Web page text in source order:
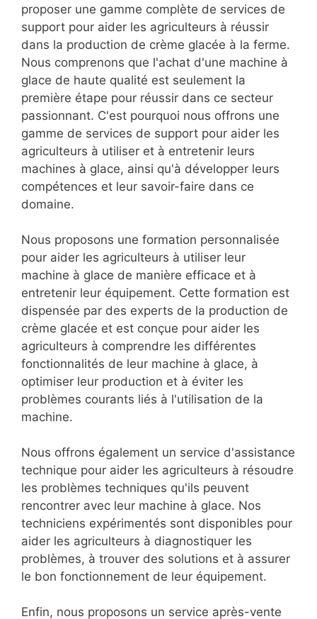
proposer une gamme complète de services de
support pour aider les agriculteurs à réussir
dans la production de crème glacée à la ferme.
Nous comprenons que l'achat d'une machine à
glace de haute qualité est seulement la
première étape pour réussir dans ce secteur
passionnant. C'est pourquoi nous offrons une
gamme de services de support pour aider les
agriculteurs à utiliser et à entretenir leurs
machines à glace, ainsi qu'à développer leurs
compétences et leur savoir-faire dans ce
domaine.
Nous proposons une formation personnalisée
pour aider les agriculteurs à utiliser leur
machine à glace de manière efficace et à
entretenir leur équipement. Cette formation est
dispensée par des experts de la production de
crème glacée et est conçue pour aider les
agriculteurs à comprendre les différentes
fonctionnalités de leur machine à glace, à
optimiser leur production et à éviter les
problèmes courants liés à l'utilisation de la
machine.
Nous offrons également un service d'assistance
technique pour aider les agriculteurs à résoudre
les problèmes techniques qu'ils peuvent
rencontrer avec leur machine à glace. Nos
techniciens expérimentés sont disponibles pour
aider les agriculteurs à diagnostiquer les
problèmes, à trouver des solutions et à assurer
le bon fonctionnement de leur équipement.
Enfin, nous proposons un service après-vente